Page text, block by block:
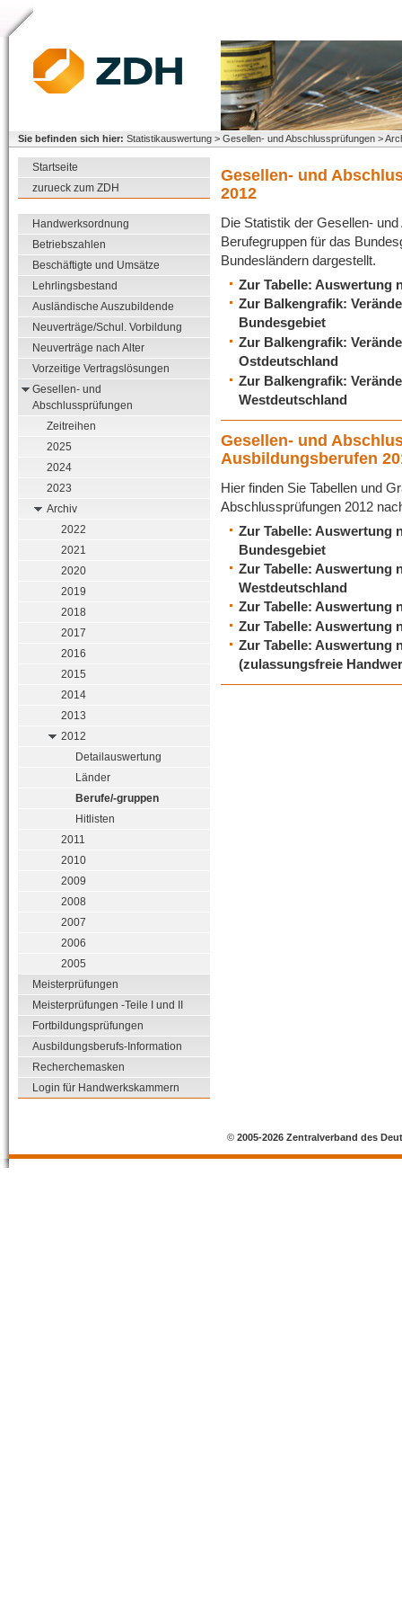
Sie befinden sich hier: Statistikauswertung > Gesellen- und Abschlussprüfungen >
Gesellen- und
2012
Die Statistik der Gesellen-
Berufegruppen für das
Bundesländern dargestellt.
Zur Tabelle: Auswertung
Zur Balkengrafik:
Bundesgebiet
Zur Balkengrafik:
Ostdeutschland
Zur Balkengrafik:
Westdeutschland
Gesellen- und
Ausbildungsberufen
Hier finden Sie Tabellen und
Abschlussprüfungen 2012
Zur Tabelle: Auswertung
Bundesgebiet
Zur Tabelle: Auswertung
Westdeutschland
Zur Tabelle: Auswertung
Zur Tabelle: Auswertung
Zur Tabelle: Auswertung
(zulassungsfreie
Startseite
zurueck zum ZDH
Handwerksordnung
Betriebszahlen
Beschäftigte und Umsätze
Lehrlingsbestand
Ausländische Auszubildende
Neuverträge/Schul. Vorbildung
Neuverträge nach Alter
Vorzeitige Vertragslösungen
Gesellen- und
Abschlussprüfungen
Zeitreihen
2025
2024
2023
Archiv
2022
2021
2020
2019
2018
2017
2016
2015
2014
2013
2012
Detailauswertung
Länder
Berufe/-gruppen
Hitlisten
2011
2010
2009
2008
2007
2006
2005
Meisterprüfungen
Meisterprüfungen -Teile I und II
Fortbildungsprüfungen
Ausbildungsberufs-Information
Recherchemasken
Login für Handwerkskammern
© 2005-2026 Zentralverband des